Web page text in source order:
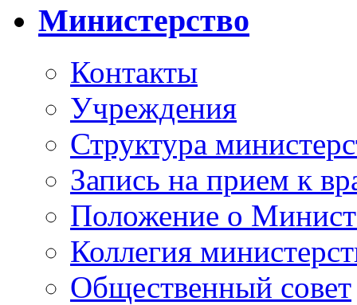
Министерство
Контакты
Учреждения
Структура
Запись на прием к
Положение о
Коллегия
Общественный совет